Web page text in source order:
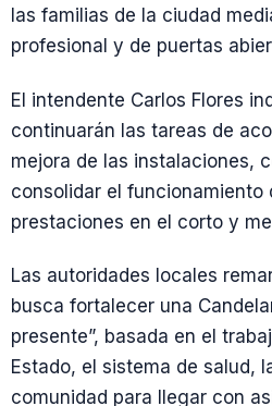
las familias de la ciudad
profesional y de puertas
El intendente Carlos Flores
continuarán las tareas de
mejora de las instalaciones,
consolidar el funcionamiento
prestaciones en el corto y
Las autoridades locales
busca fortalecer una
presente”, basada en el
Estado, el sistema de salud,
comunidad para llegar con